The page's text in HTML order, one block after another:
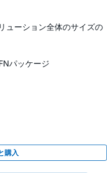
ューション全体のサイズの
パッケージ
購入